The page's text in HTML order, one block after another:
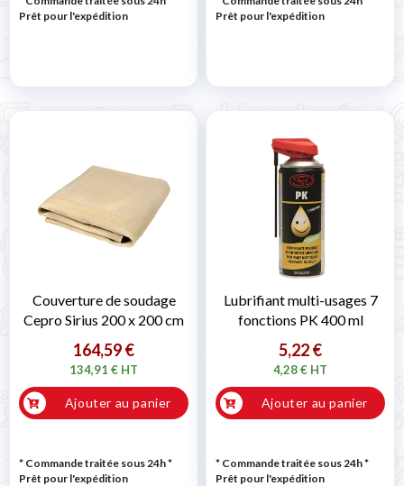
Prêt pour l'expédition
Prêt pour l'expédition
Couverture de soudage
Cepro Sirius 200 x 200 cm
164,59 €
134,91 € HT
Ajouter au panier
* Commande traitée sous 24h*
Prêt pour l'expédition
Lubrifiant multi-usages 7
fonctions PK 400 ml
5,22 €
4,28 € HT
Ajouter au panier
* Commande traitée sous 24h*
Prêt pour l'expédition